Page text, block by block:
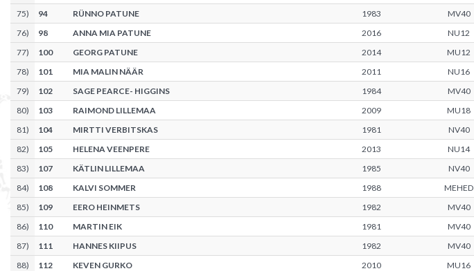
75) 94 RÜNNO PATUNE 1983 MV40
76) 98 ANNA MIA PATUNE 2016 NU12
77) 100 GEORG PATUNE 2014 MU12
78) 101 MIA MALIN NÄÄR 2011 NU16
79) 102 SAGE PEARCE- HIGGINS 1984 MV40
80) 103 RAIMOND LILLEMAA 2009 MU18
81) 104 MIRTTI VERBITSKAS 1981 NV40
82) 105 HELENA VEENPERE 2013 NU14
83) 107 KÄTLIN LILLEMAA 1985 NV40
84) 108 KALVI SOMMER 1988 MEHED
85) 109 EERO HEINMETS 1982 MV40
86) 110 MARTIN EIK 1981 MV40
87) 111 HANNES KIIPUS 1982 MV40
88) 112 KEVEN GURKO 2010 MU16